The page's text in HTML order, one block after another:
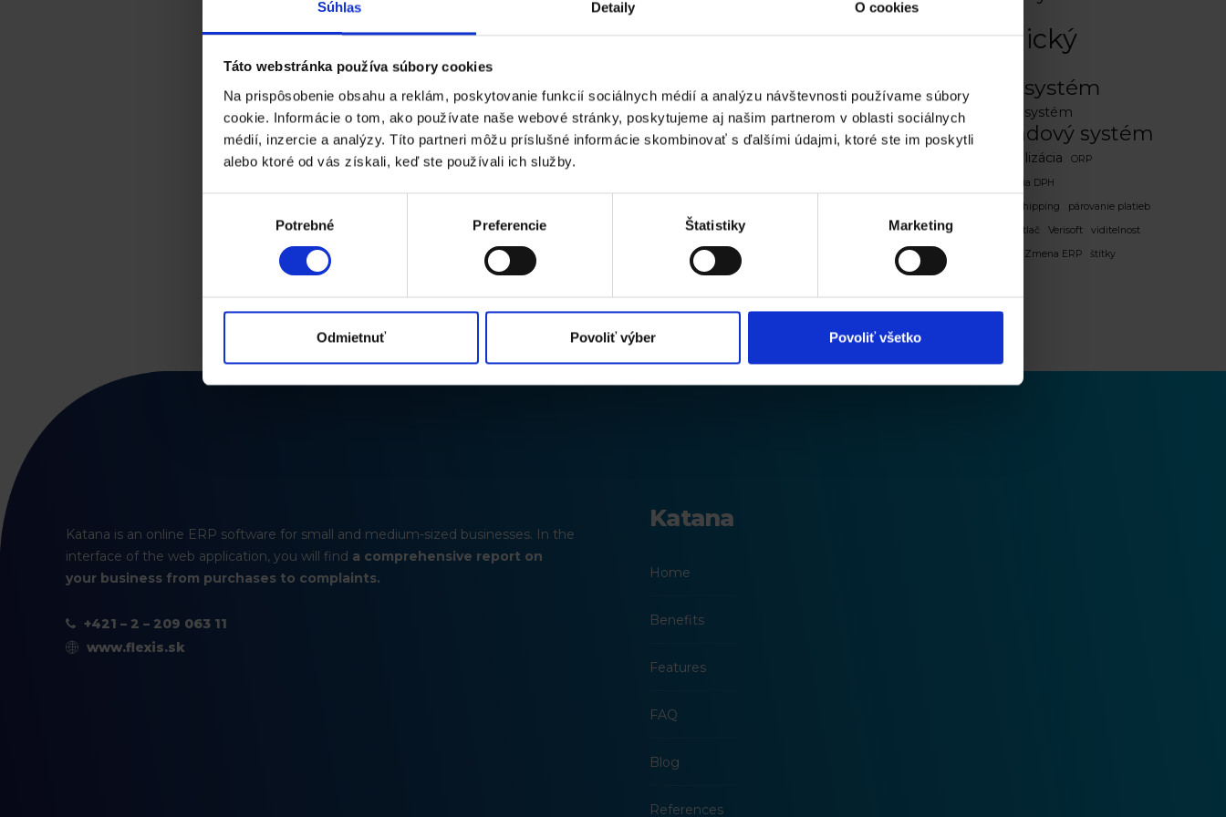
Súhlas Detaily O cookies
Táto webstránka používa súbory cookies
Na prispôsobenie obsahu a reklám, poskytovanie funkcií sociálnych médií a analýzu návštevnosti používame súbory
cookie. Informácie o tom, ako používate naše webové stránky, poskytujeme aj našim partnerom v oblasti sociálnych
médií, inzercie a analýzy. Títo partneri môžu príslušné informácie skombinovať s ďalšími údajmi, ktoré ste im poskytli
alebo ktoré od vás získali, keď ste používali ich služby.
Potrebné Preferencie Štatistiky Marketing
Odmietnuť Povoliť výber Povoliť všetko
dokumentov z Katany
Musíte po predaji na faktúru ručne odoslať faktúru na mail zákazníkovi? Chceli by ste o prijatí objednávky
automaticky upozorniť zákazníka SMS správou? Potrebujete o zmene stavu objednávky odoslať
upozornenie do externého skladu? Šikovné možnosti funkcie akcia nad kontaktom vám umožnia
automatizovať komunikáciu, či už internú alebo externú, od prijatia objednávky až po dodanie tovaru alebo
Continue reading
Online
ekonomický
online erp systém
Online predajný systém
Online skladový systém
optimalizácia
ORP
platitelia DPH
Shipping
párovanie platieb
Reporting
tlač Verisoft viditelnost
zaokruhlovanie Zmena ERP štítky
Katana is an online ERP software for small and medium-sized businesses. In the
interface of the web application, you will find a comprehensive report on
your business from purchases to complaints.
+421 – 2 – 209 063 11
www.flexis.sk
Katana
Home
Benefits
Features
FAQ
Blog
References